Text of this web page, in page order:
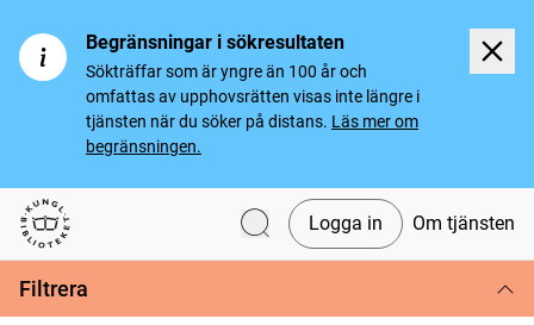
Begränsningar i sökresultaten
Sökträffar som är yngre än 100 år och
omfattas av upphovsrätten visas inte längre i
tjänsten när du söker på distans. Läs mer om
begränsningen.
Svenska tidningar
Logga in Om tjänsten
Filtrera